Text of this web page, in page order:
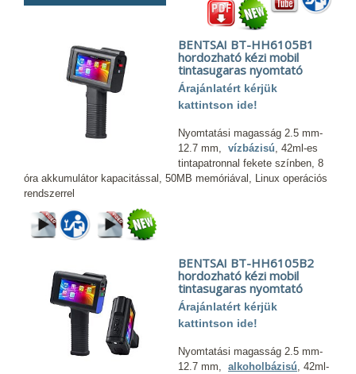
BENTSAI BT-HH6105B1
hordozható kézi mobil
tintasugaras nyomtató
Árajánlatért kérjük
kattintson ide!
Nyomtatási magasság 2.5 mm-
12.7 mm, vízbázisú , 42ml-es
tintapatronnal fekete színben, 8
óra akkumulátor kapacitással, 50MB memóriával, Linux operációs
rendszerrel
BENTSAI BT-HH6105B2
hordozható kézi mobil
tintasugaras nyomtató
Árajánlatért kérjük
kattintson ide!
Nyomtatási magasság 2.5 mm-
12.7 mm, alkoholbázisú , 42ml-